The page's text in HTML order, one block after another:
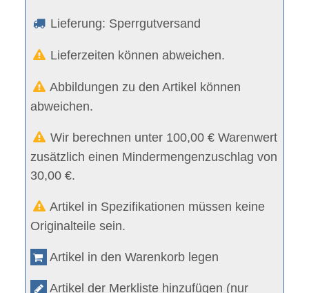
Lieferung: Sperrgutversand
Lieferzeiten können abweichen.
Abbildungen zu den Artikel können
abweichen.
Wir berechnen unter 100,00 € Warenwert
zusätzlich einen Mindermengenzuschlag von
30,00 €.
Artikel in Spezifikationen müssen keine
Originalteile sein.
Artikel in den Warenkorb legen
Artikel der Merkliste hinzufügen (nur